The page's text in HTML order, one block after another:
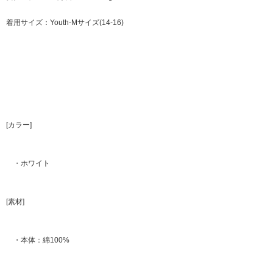
着用サイズ：Youth-Mサイズ(14-16)
[カラー]
・ホワイト
[素材]
・本体：綿100%